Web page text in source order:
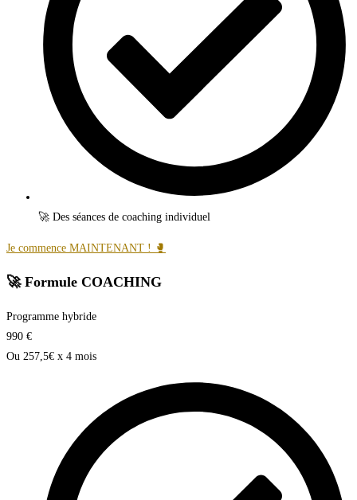
🚀 Des séances de coaching individuel
Je commence MAINTENANT ! 🥊
🚀 Formule COACHING
Programme hybride
990 €
Ou 257,5€ x 4 mois